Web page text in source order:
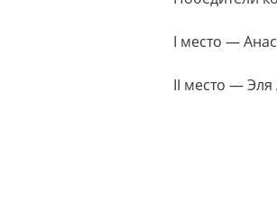
I место —
II место — Эля